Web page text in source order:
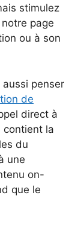
stimulez
page
ou à son
penser
de
direct à
contient la
du
une
on-
que le